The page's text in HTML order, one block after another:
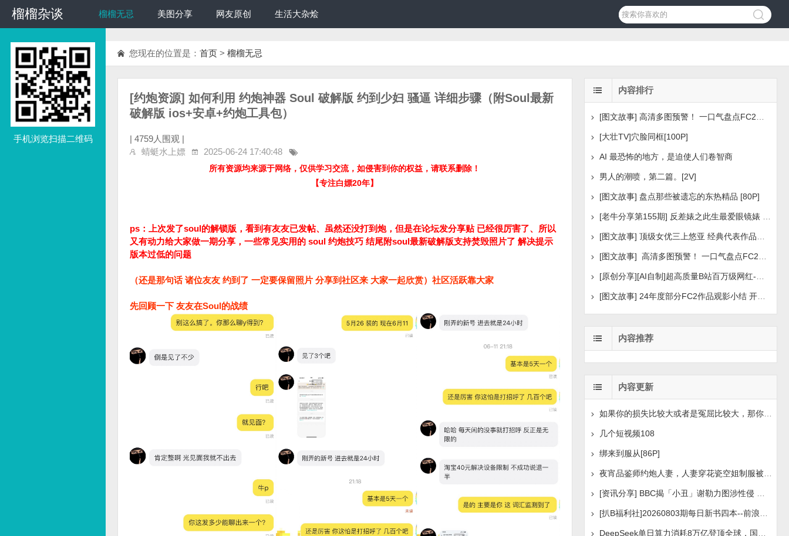
榴榴杂谈
榴榴杂谈 榴榴无忌 美图分享 网友原创 生活大杂烩
手机浏览扫描二维码
您现在的位置是： 首页 > 榴榴无忌
[约炮资源] 如何利用 约炮神器 Soul 破解版 约到少妇 骚逼 详细步骤（附Soul最新
破解版 ios+安卓+约炮工具包）
| 4759人围观 |
蜻蜓水上嫖
2025-06-24 17:40:48
所有资源均来源于网络，仅供学习交流，如侵害到你的权益，请联系删除！
【专注白嫖20年】
ps：上次发了soul的解锁版，看到有友友已发帖、虽然还没打到炮，但是在论坛发分享贴 已经很厉害了、所以
又有动力给大家做一期分享，一些常见实用的 soul 约炮技巧 结尾附soul最新破解版支持焚毁照片了 解决提示
版本过低的问题
（还是那句话 诸位友友 约到了 一定要保留照片 分享到社区来 大家一起欣赏）社区活跃靠大家
先回顾一下 友友在Soul的战绩
内容排行
[大壮TV]穴脸同框[100P]
AI 最恐怖的地方，是迫使人们卷智商
男人的潮喷，第二篇。[2V]
[图文故事] 盘点那些被遗忘的东热精品 [80P]
[图文故事] 24年度部分FC2作品观影小结 开年王炸后续
内容推荐
内容更新
如果你的损失比较大或者是冤屈比较大，那你想挽回损失或
几个短视频108
绑来到服从[86P]